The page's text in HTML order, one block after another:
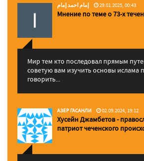
إمام احمد إمام 29.01.2025, 00:43
Мнение по теме о 73-х
Мир тем кто последовал прямым
советую вам изучить основы ислама
говорить...
АЗЕР ГАСАНЛИ 02.09.2024, 19:12
Хусейн Джамбетов -
патриот чеченского